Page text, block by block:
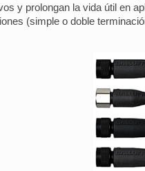
y prolongan la vida útil en
(simple o doble